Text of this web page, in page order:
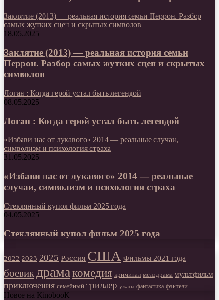
Заклятие (2013) — реальная история семьи Перрон. Разбор
самых жутких сцен и скрытых символов
18.05.2025
Заклятие (2013) — реальная история семьи
Перрон. Разбор самых жутких сцен и скрытых
символов
Логан : Когда герой устал быть легендой
08.05.2025
Логан : Когда герой устал быть легендой
«Избави нас от лукавого» 2014 — реальные случаи,
символизм и психология страха
31.05.2025
«Избави нас от лукавого» 2014 — реальные
случаи, символизм и психология страха
Стеклянный купол фильм 2025 года
04.05.2025
Стеклянный купол фильм 2025 года
2022 2023 2025 Россия США Фильмы 2021 года
боевик драма комедия криминал мелодрама мультфильм
приключения семейный триллер ужасы фантастика фэнтези
Новое на KinobooK